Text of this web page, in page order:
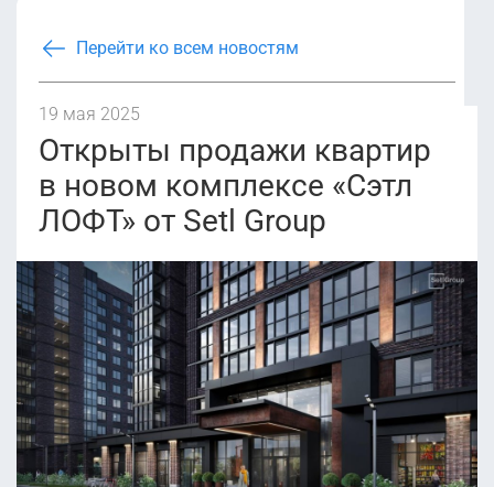
Перейти ко всем новостям
19 мая 2025
Открыты продажи квартир
в новом комплексе «Сэтл
ЛОФТ» от Setl Group